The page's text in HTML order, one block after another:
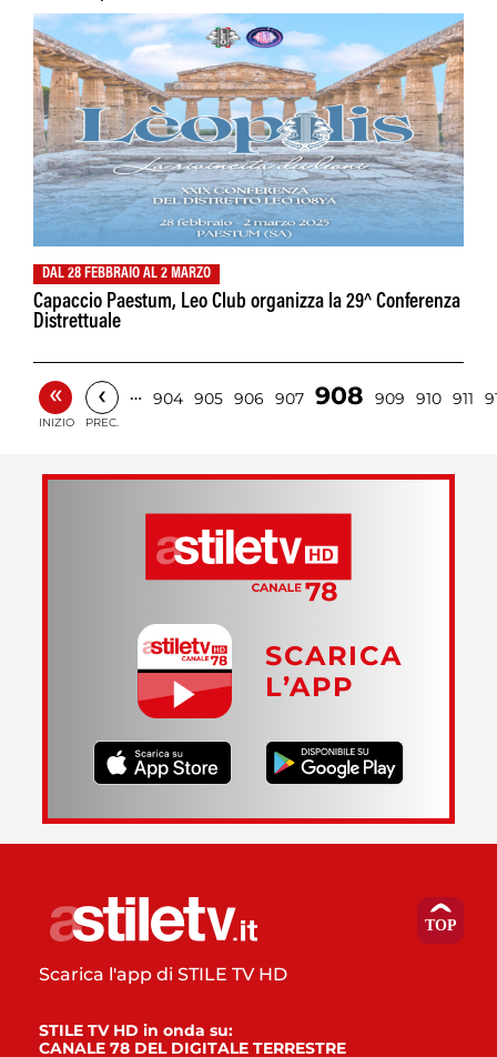
DAL 28 FEBBRAIO AL 2 MARZO
Capaccio Paestum, Leo Club organizza la 29^ Conferenza
Distrettuale
«
INIZIO
‹
PREC.
… 904 905 906 907 908 909 910 911
SCARICA
L’APP
Scarica l'app di STILE TV HD
STILE TV HD in onda su:
CANALE 78 DEL DIGITALE TERRESTRE